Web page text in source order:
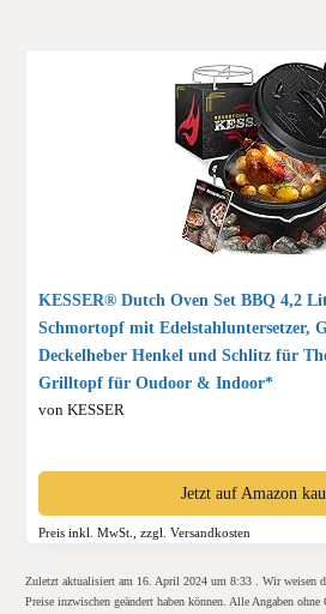
KESSER® Dutch Oven Set BBQ 4,2
Schmortopf mit Edelstahluntersetzer,
Deckelheber Henkel und Schlitz für
Grilltopf für Oudoor & Indoor*
von KESSER
Jetzt auf Amazon
Preis inkl. MwSt., zzgl. Versandkosten
Zuletzt aktualisiert am 16. April 2024 um 8:33 . Wir weisen
Preise inzwischen geändert haben können. Alle Angaben ohne